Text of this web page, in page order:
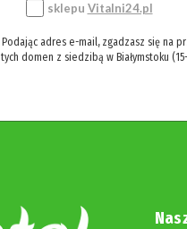
sklepu Vitalni24.pl
Podając adres e-mail, zgadzasz się na
tych domen z siedzibą w Białymstoku